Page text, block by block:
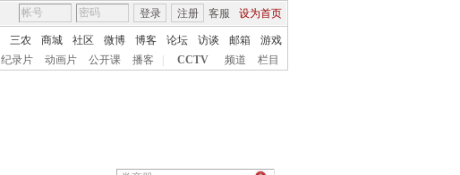
客服 设为首页
登录 注册
三农 商城 社区 微博 博客 论坛 访谈 邮箱
游戏
纪录片 动画片 公开课 播客 CCTV 频道 栏目